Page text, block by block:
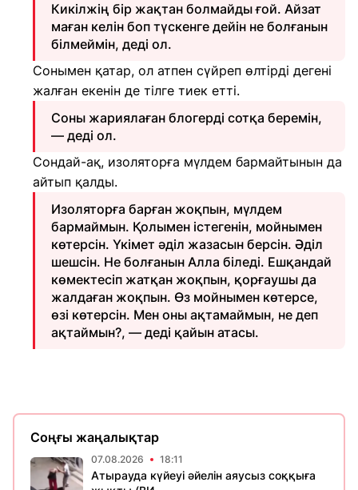
Кикілжің бір жақтан болмайды ғой. Айзат
маған келін боп түскенге дейін не болғанын
білмеймін, деді ол.
Сонымен қатар, ол атпен сүйреп өлтірді дегені
жалған екенін де тілге тиек етті.
Соны жариялаған блогерді сотқа беремін,
— деді ол.
Сондай-ақ, изоляторға мүлдем бармайтынын да
айтып қалды.
Изоляторға барған жоқпын, мүлдем
бармаймын. Қолымен істегенін, мойнымен
көтерсін. Үкімет әділ жазасын берсін. Әділ
шешсін. Не болғанын Алла біледі. Ешқандай
көмектесіп жатқан жоқпын, қорғаушы да
жалдаған жоқпын. Өз мойнымен көтерсе,
өзі көтерсін. Мен оны ақтамаймын, не деп
ақтаймын?, — деді қайын атасы.
Соңғы жаңалықтар
07.08.2026 18:11
Атырауда күйеуі әйелін аяусыз соққыға